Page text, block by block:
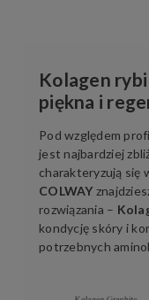
Kolagen
piękna i
Pod względem
jest najbardziej
charakteryzują się
COLWAY
rozwiązania –
kondycję skóry i
potrzebnych